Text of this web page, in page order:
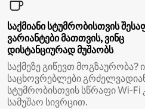
საქმიანი სტუმრობისთვის
ვარიანტები მათთვის, ვინც
დისტანციურად მუშაობს
საქმეზე გიწევთ მოგზაურობა?
საცხოვრებლები
სტუმრობისთვის სწრაფი Wi‑Fi
სამუშაო სივრცით.